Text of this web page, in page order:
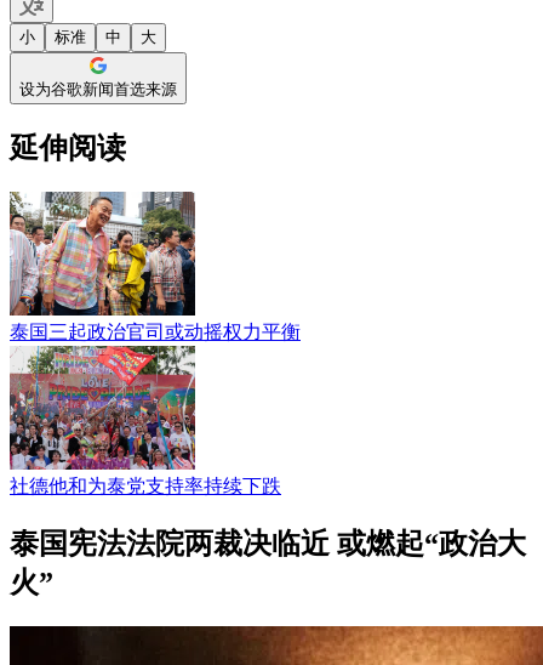
小 标准 中 大
设为谷歌新闻首选来源
延伸阅读
泰国三起政治官司或动摇权力平衡
社德他和为泰党支持率持续下跌
泰国宪法法院两裁决临近 或燃起“政治大
火”